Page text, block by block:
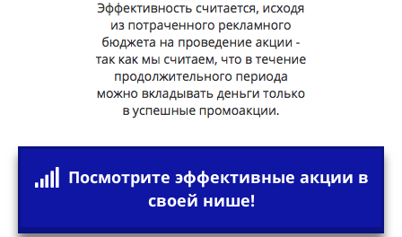
Посмотрите эффективные акции в
своей нише!